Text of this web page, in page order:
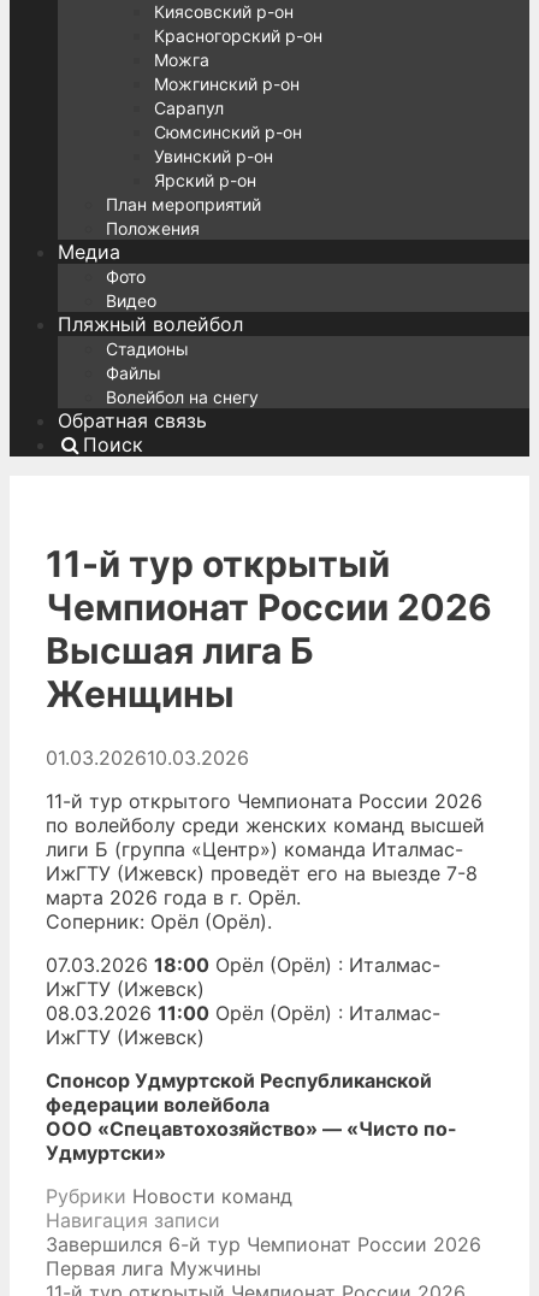
Киясовский р-он
Красногорский р-он
Можга
Можгинский р-он
Сарапул
Сюмсинский р-он
Увинский р-он
Ярский р-он
План мероприятий
Положения
Медиа
Фото
Видео
Пляжный волейбол
Стадионы
Файлы
Волейбол на снегу
Обратная связь
Поиск
11-й тур открытый
Чемпионат России 2026
Высшая лига Б
Женщины
01.03.202610.03.2026
11-й тур открытого Чемпионата России 2026
по волейболу среди женских команд высшей
лиги Б (группа «Центр») команда Италмас-
ИжГТУ (Ижевск) проведёт его на выезде 7-8
марта 2026 года в г. Орёл.
Соперник: Орёл (Орёл).
07.03.2026 18:00 Орёл (Орёл) : Италмас-
ИжГТУ (Ижевск)
08.03.2026 11:00 Орёл (Орёл) : Италмас-
ИжГТУ (Ижевск)
Спонсор Удмуртской Республиканской
федерации волейбола
ООО «Спецавтохозяйство» — «Чисто по-
Удмуртски»
Рубрики Новости команд
Навигация записи
Завершился 6-й тур Чемпионат России 2026
Первая лига Мужчины